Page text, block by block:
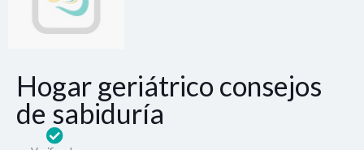
Hogar geriátrico consejos
de sabiduría